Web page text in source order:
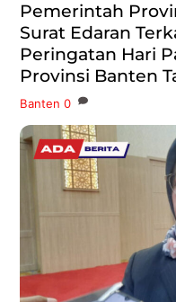
Pemerintah
Surat Edaran
Peringatan Hari
Provinsi Banten
Banten 0